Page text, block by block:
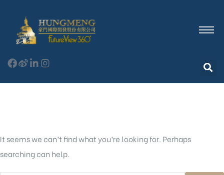
It seems we can’t find what you’re looking for. Perhaps
searching can help.